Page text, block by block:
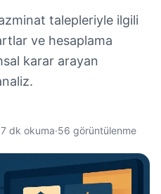
talepleriyle ilgili
ve hesaplama
karar arayan
7 dk okuma·56 görüntülenme